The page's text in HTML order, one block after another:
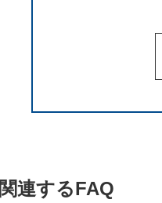
関連するFAQ